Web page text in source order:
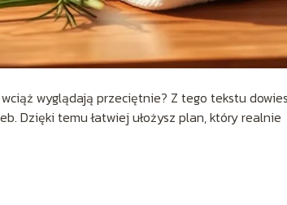
wyglądają przeciętnie? Z tego tekstu
Dzięki temu łatwiej ułożysz plan, który realnie